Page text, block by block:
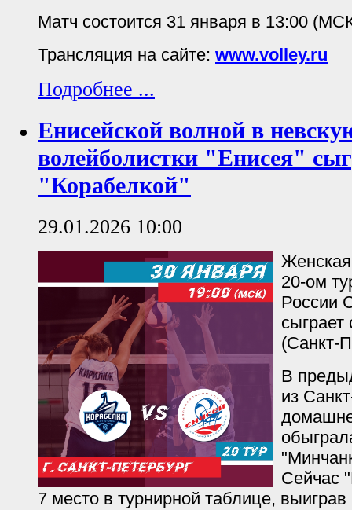
Матч состоится 31 января в 13:00
Трансляция на сайте: www.volley.ru
Подробнее ...
Енисейской волной в
волейболистки "Енисея"
"Корабелкой"
29.01.2026 10:00
20-ом
России
сыграет
(Санкт-
В
из
Сейчас
7 место в турнирной таблице,